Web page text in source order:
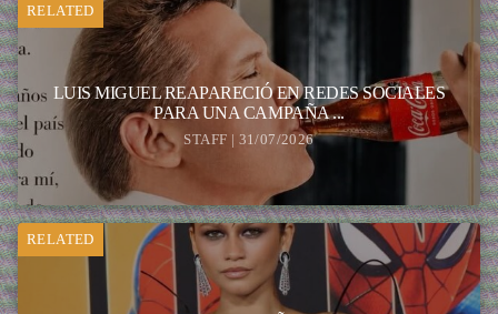
RELATED
LUIS MIGUEL REAPARECIÓ EN REDES SOCIALES
PARA UNA CAMPAÑA ...
STAFF | 31/07/2026
RELATED